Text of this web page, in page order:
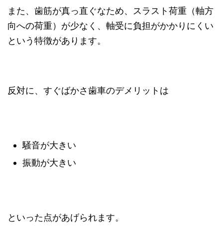
また、歯筋が真っ直ぐなため、スラスト荷重（軸方
向への荷重）が少なく、軸受に負担がかかりにくい
という特徴があります。
反対に、すぐばかさ歯車のデメリットは
騒音が大きい
振動が大きい
といった点があげられます。